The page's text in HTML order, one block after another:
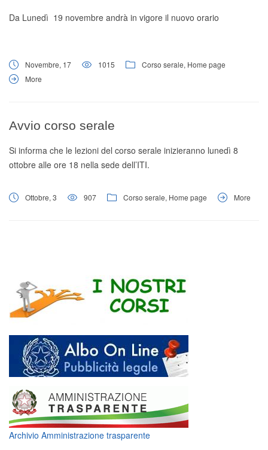
avviando corsi di riallineamento con possibilità di
riprendere un percorso di studio interrotto precocemente e
permettere il conseguimento di un Diploma di Scuola
renderli più competitivi e preparati per un mercato del
consentire agli adulti già inseriti in ambito lavorativo di
migliorare la loro posizione professionale ed economica
Da Lunedì 19 novembre andrà in vigore il nuovo orario
Novembre, 17 1015 Corso serale, Home page
More
Avvio corso serale
Si informa che le lezioni del corso serale inizieranno lunedì 8
ottobre alle ore 18 nella sede dell’ITI.
Ottobre, 3 907 Corso serale, Home page More
Archivio Amministrazione trasparente